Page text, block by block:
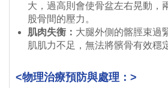
大，過高則會使骨盆左右晃動，
股骨間的壓力。
肌肉失衡： 大腿外側的髂脛束過
肌肌力不足，無法將髕骨有效穩
<物理治療預防與處理：>